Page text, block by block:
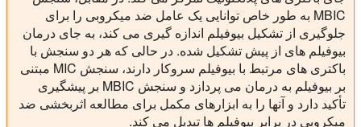
MBIC به طور خاص توانایی یک عامل ضد میکروبی را برای
جلوگیری از تشکیل بیوفیلم اندازه گیری می کند، به جای درمان
بیوفیلم های از پیش تشکیل شده. در حالی که هر دو سنجش با
باکتری های مرتبط با بیوفیلم سروکار دارند، سنجش MIC مبتنی
بر بیوفیلم به درمان می پردازد و سنجش MBIC بر پیشگیری
تأکید دارد و آنها را به ابزارهای مکمل برای مطالعه اثربخشی ضد
میکروبی در برابر بیوفیلم ها تبدیل می کند.